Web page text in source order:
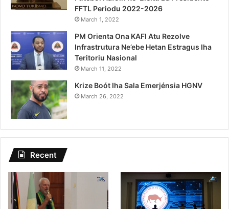
FFTL Periodu 2022-2026
March 1, 2022
PM Orienta Ona KAFI Atu Rezolve
Infrastrutura Ne’ebe Hetan Estragus Iha
Teritoriu Nasional
March 11, 2022
Krize Boót Iha Sala Emerjénsia HGNV
March 26, 2022
Recent